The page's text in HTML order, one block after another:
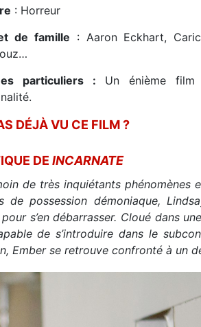
: Horreur
de famille : Aaron Eckhart,
particuliers : Un énième film
DÉJÀ VU CE FILM ?
DE INCARNATE
de très inquiétants phénomènes
de possession démoniaque,
s’en débarrasser. Cloué dans
de s’introduire dans le
Ember se retrouve confronté à un